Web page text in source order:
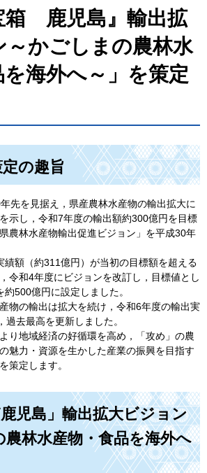
箱 鹿児島』輸出拡
～かごしまの農林水
海外へ～」を策定
の趣旨
先を見据え，県産農林水産物の輸出拡大に
示し，令和7年度の輸出額約300億円を目標
農林水産物輸出促進ビジョン」を平成30年
績額（約311億円）が当初の目標額を超える
令和4年度にビジョンを改訂し，目標値とし
500億円に設定しました。
物の輸出は拡大を続け，令和6年度の輸出実
去最高を更新しました。
り地域経済の好循環を高め，「攻め」の農
魅力・資源を生かした産業の振興を目指す
策定します。
児島」輸出拡大ビジョン
農林水産物・食品を海外へ